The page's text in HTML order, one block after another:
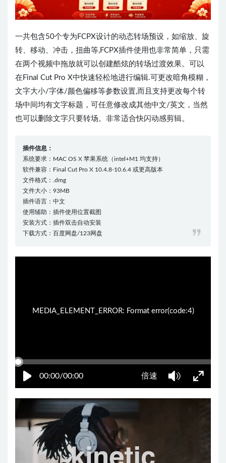
一共包含50个专为FCPX设计的动态转场预设，如缩放、旋
转、移动、冲击，扭曲等,FCPX插件使用也非常简单，只需
在两个视频中拖放就可以创建酷炫的转场过渡效果。可以
在Final Cut Pro X中快速轻松地进行编辑.可更改暗角模糊，
文字大小/字体/颜色偏移等参数设置,而且支持更改每个转
场中间均有文字标题，可任意修改成其他中文/英文，当然
也可以删除文字只要转场。非常适合快闪动感剪辑。
插件信息：
系统要求：MAC OS X 苹果系统（intel+M1 均支持）
软件兼容：Final Cut Pro X 10.4.8-10.6.4 或更高版本
文件格式：.dmg
文件大小：93MB
插件语言：中文
使用辅助：插件使用位置截图
安装方式：插件双击自动安装
下载方式：百度网盘/123网盘
00:00/00:00 倍速
MEDIA_ELEMENT_ERROR: Format error(code:4)